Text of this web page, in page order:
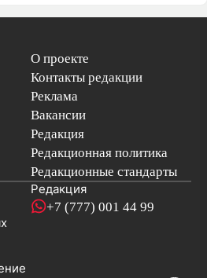
О проекте
Контакты редакции
Реклама
Вакансии
Редакция
Редакционная политика
Редакционные стандарты
Редакция
+7 (777) 001 44 99
новостей